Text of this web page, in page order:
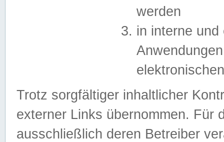
werden
in interne
Trotz sorgfältiger inhaltlicher
externer Links übernommen. Für
ausschließlich deren Betreiber